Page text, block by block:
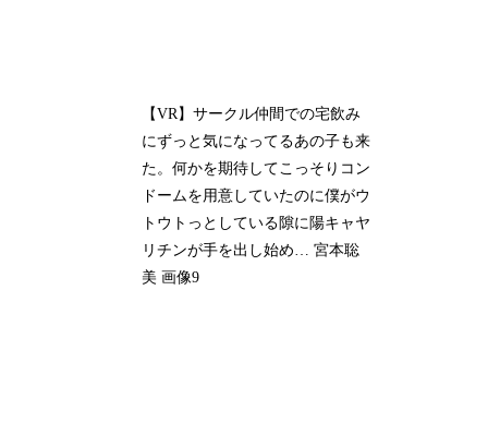
【VR】サークル仲間での宅飲み
にずっと気になってるあの子も来
た。何かを期待してこっそりコン
ドームを用意していたのに僕がウ
トウトっとしている隙に陽キャヤ
リチンが手を出し始め… 宮本聡
美 画像9